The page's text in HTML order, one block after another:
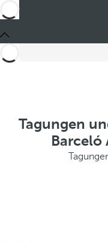
Tagungen
Barceló